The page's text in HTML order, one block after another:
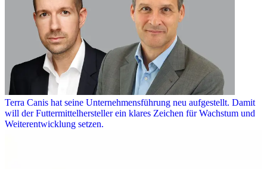
Terra Canis hat seine Unternehmensführung neu aufgestellt. Damit
will der Futtermittelhersteller ein klares Zeichen für Wachstum und
Weiterentwicklung setzen.